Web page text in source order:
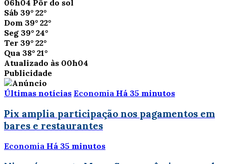
06h04 Pôr do sol
Sáb 39° 22°
Dom 39° 22°
Seg 39° 24°
Ter 39° 22°
Qua 38° 21°
Atualizado às 00h04
Publicidade
Últimas notícias Economia Há 35 minutos
Pix amplia participação nos pagamentos em
bares e restaurantes
Economia Há 35 minutos